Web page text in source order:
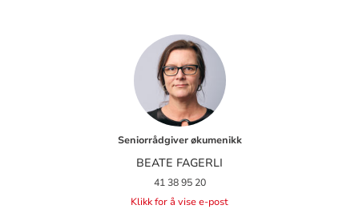
Seniorrådgiver økumenikk
BEATE FAGERLI
41 38 95 20
Klikk for å vise e-post